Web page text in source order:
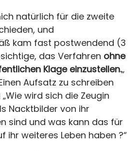
natürlich für die zweite
und
kam fast postwendend (3
das Verfahren ohne
Klage einzustellen.„
Aufsatz zu schreiben
wird sich die Zeugin
Nacktbilder von ihr
sind und was kann das für
ihr weiteres Leben haben ?“